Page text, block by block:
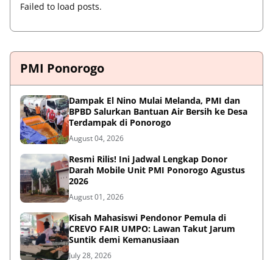
Failed to load posts.
PMI Ponorogo
Dampak El Nino Mulai Melanda, PMI dan
BPBD Salurkan Bantuan Air Bersih ke Desa
Terdampak di Ponorogo
August 04, 2026
Resmi Rilis! Ini Jadwal Lengkap Donor
Darah Mobile Unit PMI Ponorogo Agustus
2026
August 01, 2026
Kisah Mahasiswi Pendonor Pemula di
CREVO FAIR UMPO: Lawan Takut Jarum
Suntik demi Kemanusiaan
July 28, 2026